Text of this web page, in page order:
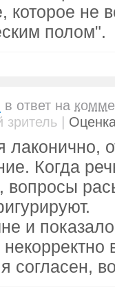
которое не
полом".
в ответ на
зритель |
лаконично,
Когда
вопросы
и
согласен,